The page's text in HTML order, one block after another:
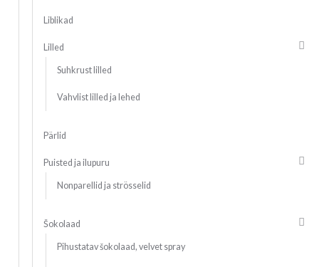
Liblikad
Lilled
Suhkrust lilled
Vahvlist lilled ja lehed
Pärlid
Puisted ja ilupuru
Nonparellid ja strösselid
Šokolaad
Pihustatav šokolaad, velvet spray